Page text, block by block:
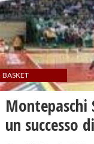
BASKET
Montepaschi
un successo